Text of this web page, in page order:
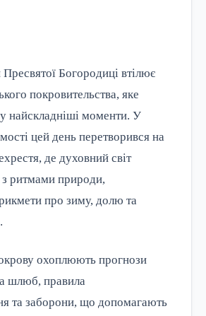
Богородиці втілює
покровительства, яке
найскладніші моменти. У
цей день перетворився на
де духовний світ
з ритмами природи,
про зиму, долю та
охоплюють прогнози
шлюб, правила
та заборони, що допомагають